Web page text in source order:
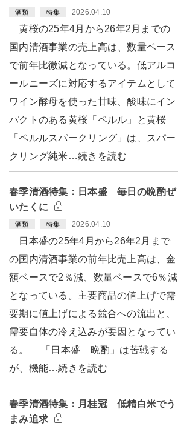
酒類 特集 2026.04.10
黄桜の25年4月から26年2月までの
国内清酒事業の売上高は、数量ベース
で前年比微減となっている。低アルコ
ールニーズに対応するアイテムとして
ワイン酵母を使った甘味、酸味にイン
パクトのある黄桜「ペルル」と黄桜
「ペルルスパークリング」は、スパー
クリング純米…続きを読む
春季清酒特集：日本盛 毎日の晩酌ぜ
いたくに
酒類 特集 2026.04.10
日本盛の25年4月から26年2月まで
の国内清酒事業の前年比売上高は、金
額ベースで2％減、数量ベースで6％減
となっている。主要商品の値上げで需
要期に値上げによる競合への流出と、
需要自体の冷え込みが要因となってい
る。 「日本盛 晩酌」は苦戦する
が、機能…続きを読む
春季清酒特集：月桂冠 低精白米でう
まみ追求